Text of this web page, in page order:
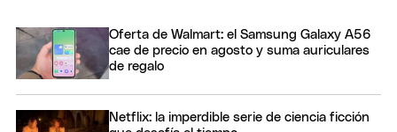
Oferta de Walmart: el Samsung Galaxy A56
cae de precio en agosto y suma auriculares
de regalo
Netflix: la imperdible serie de ciencia ficción